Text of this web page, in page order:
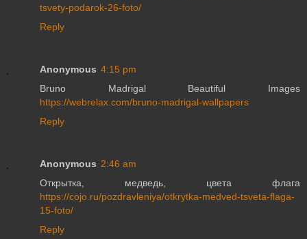
tsvety-podarok-26-foto/
Reply
Anonymous 4:15 pm
Bruno Madrigal Beautiful Images
https://webrelax.com/bruno-madrigal-wallpapers
Reply
Anonymous 2:46 am
Открытка, медведь, цвета флага
https://cojo.ru/pozdravleniya/otkrytka-medved-tsveta-flaga-
15-foto/
Reply